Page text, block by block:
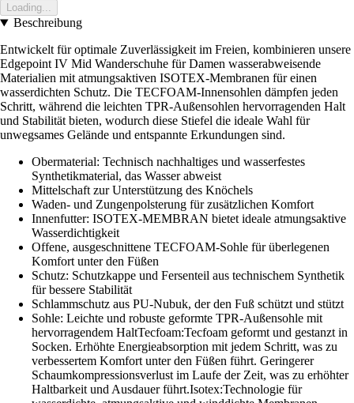
Loading...
Beschreibung
Entwickelt für optimale Zuverlässigkeit im Freien, kombinieren unsere
Edgepoint IV Mid Wanderschuhe für Damen wasserabweisende
Materialien mit atmungsaktiven ISOTEX-Membranen für einen
wasserdichten Schutz. Die TECFOAM-Innensohlen dämpfen jeden
Schritt, während die leichten TPR-Außensohlen hervorragenden Halt
und Stabilität bieten, wodurch diese Stiefel die ideale Wahl für
unwegsames Gelände und entspannte Erkundungen sind.
Obermaterial: Technisch nachhaltiges und wasserfestes
Synthetikmaterial, das Wasser abweist
Mittelschaft zur Unterstützung des Knöchels
Waden- und Zungenpolsterung für zusätzlichen Komfort
Innenfutter: ISOTEX-MEMBRAN bietet ideale atmungsaktive
Wasserdichtigkeit
Offene, ausgeschnittene TECFOAM-Sohle für überlegenen
Komfort unter den Füßen
Schutz: Schutzkappe und Fersenteil aus technischem Synthetik
für bessere Stabilität
Schlammschutz aus PU-Nubuk, der den Fuß schützt und stützt
Sohle: Leichte und robuste geformte TPR-Außensohle mit
hervorragendem HaltTecfoam:Tecfoam geformt und gestanzt in
Socken. Erhöhte Energieabsorption mit jedem Schritt, was zu
verbessertem Komfort unter den Füßen führt. Geringerer
Schaumkompressionsverlust im Laufe der Zeit, was zu erhöhter
Haltbarkeit und Ausdauer führt.Isotex:Technologie für